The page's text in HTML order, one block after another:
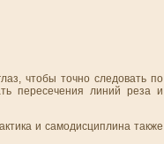
чтобы точно следовать по
пересечения линий реза и
и самодисциплина также